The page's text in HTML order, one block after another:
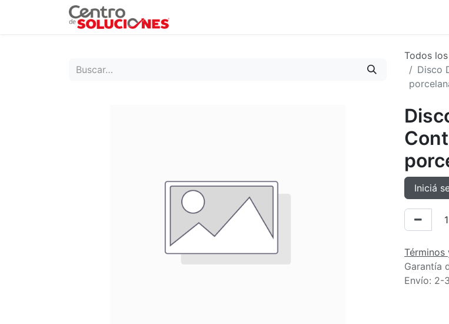
Todos
Disco
Iniciá
Términos
Garantía
Envío: 2-